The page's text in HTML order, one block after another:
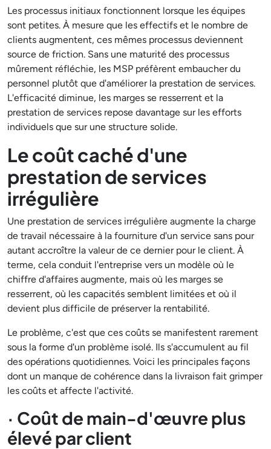
Les processus initiaux fonctionnent lorsque les équipes
sont petites. À mesure que les effectifs et le nombre de
clients augmentent, ces mêmes processus deviennent
source de friction. Sans une maturité des processus
mûrement réfléchie, les MSP préfèrent embaucher du
personnel plutôt que d'améliorer la prestation de services.
L'efficacité diminue, les marges se resserrent et la
prestation de services repose davantage sur les efforts
individuels que sur une structure solide.
Le coût caché d'une
prestation de services
irrégulière
Une prestation de services irrégulière augmente la charge
de travail nécessaire à la fourniture d'un service sans pour
autant accroître la valeur de ce dernier pour le client. À
terme, cela conduit l'entreprise vers un modèle où le
chiffre d'affaires augmente, mais où les marges se
resserrent, où les capacités semblent limitées et où il
devient plus difficile de préserver la rentabilité.
Le problème, c'est que ces coûts se manifestent rarement
sous la forme d'un problème isolé. Ils s'accumulent au fil
des opérations quotidiennes. Voici les principales façons
dont un manque de cohérence dans la livraison fait grimper
les coûts et affecte l'activité.
· Coût de main-d'œuvre plus
élevé par client